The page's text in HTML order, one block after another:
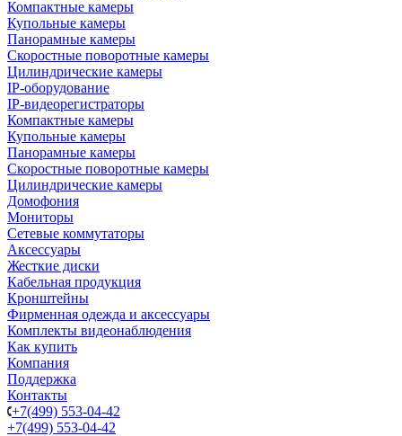
Компактные камеры
Купольные камеры
Панорамные камеры
Скоростные поворотные камеры
Цилиндрические камеры
IP-оборудование
IP-видеорегистраторы
Компактные камеры
Купольные камеры
Панорамные камеры
Скоростные поворотные камеры
Цилиндрические камеры
Домофония
Мониторы
Сетевые коммутаторы
Аксессуары
Жесткие диски
Кабельная продукция
Кронштейны
Фирменная одежда и аксессуары
Комплекты видеонаблюдения
Как купить
Компания
Поддержка
Контакты
+7(499) 553-04-42
+7(499) 553-04-42